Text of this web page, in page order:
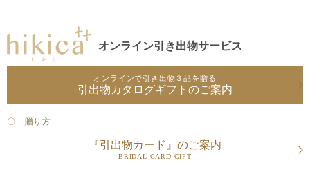
オンライン引き出物サービス
オンラインで引き出物３品を贈る
引出物カタログギフトのご案内
〇 贈り方
『引出物カード』のご案内
BRIDAL CARD GIFT